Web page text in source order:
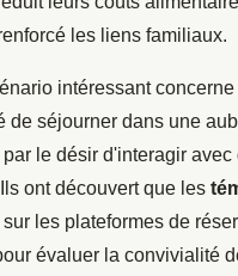
les liens familiaux.
intéressant
de séjourner dans une
le désir d'interagir avec
ont découvert que les
sur les plateformes de
évaluer la convivialité